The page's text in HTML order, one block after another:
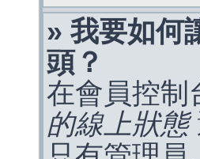
» 我要如何
頭？
在會員控
的線上狀態